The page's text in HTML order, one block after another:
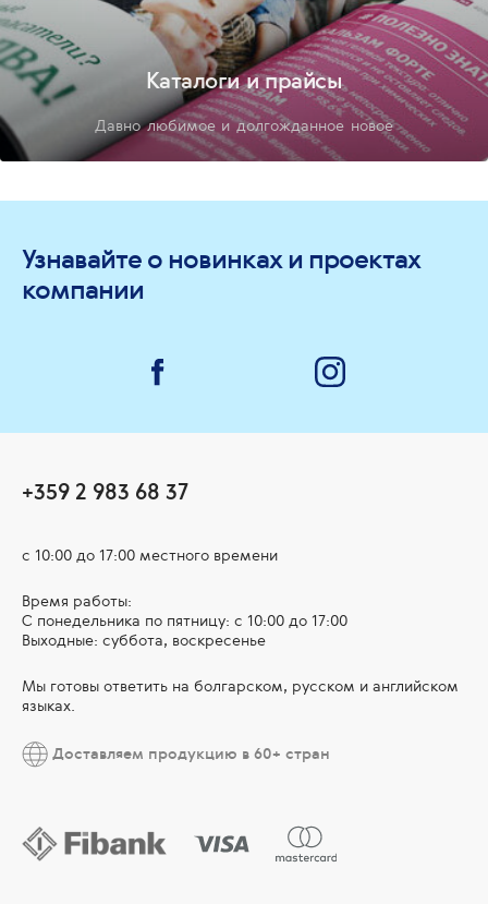
Каталоги и прайсы
Давно любимое и долгожданное новое
Узнавайте о новинках и проектах
компании
+359 2 983 68 37
с 10:00 до 17:00 местного времени
Время работы:
С понедельника по пятницу: с 10:00 до 17:00
Выходные: суббота, воскресенье
Мы готовы ответить на болгарском, русском и английском
языках.
Доставляем продукцию в 60+ стран